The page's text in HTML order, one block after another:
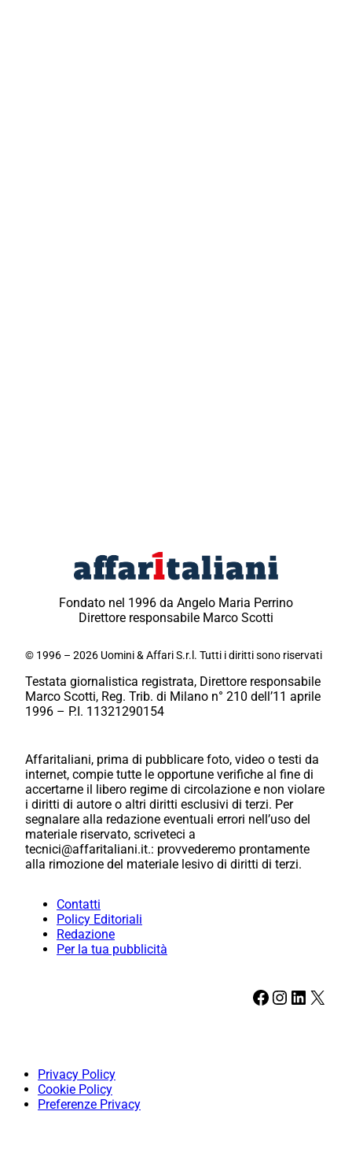
Fondato nel 1996 da Angelo Maria Perrino
Direttore responsabile Marco Scotti
© 1996 – 2026 Uomini & Affari S.r.l. Tutti i diritti sono riservati
Testata giornalistica registrata, Direttore responsabile
Marco Scotti, Reg. Trib. di Milano n° 210 dell’11 aprile
1996 – P.I. 11321290154
Affaritaliani, prima di pubblicare foto, video o testi da
internet, compie tutte le opportune verifiche al fine di
accertarne il libero regime di circolazione e non violare
i diritti di autore o altri diritti esclusivi di terzi. Per
segnalare alla redazione eventuali errori nell’uso del
materiale riservato, scriveteci a
tecnici@affaritaliani.it.: provvederemo prontamente
alla rimozione del materiale lesivo di diritti di terzi.
Contatti
Policy Editoriali
Redazione
Per la tua pubblicità
Facebook Instagram LinkedIn X
Privacy Policy
Cookie Policy
Preferenze Privacy